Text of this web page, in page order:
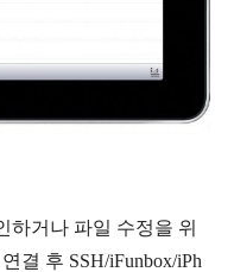
하거나 파일 수정을 위
결 후 SSH/iFunbox/iPh